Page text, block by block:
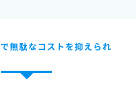
無駄なコストを抑えられ